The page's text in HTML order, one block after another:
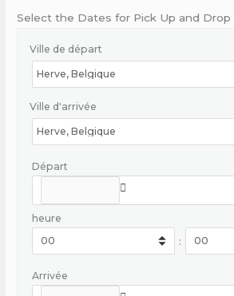
Select the Dates for Pick Up and Drop
Ville de départ
Ville d'arrivée
Départ
heure
:
Arrivée